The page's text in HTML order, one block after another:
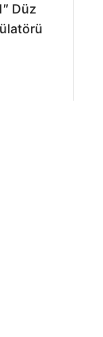
Düz